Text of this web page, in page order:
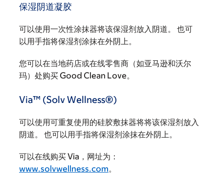
保湿阴道凝胶
可以使用一次性涂抹器将该保湿剂放入阴道。 也可
以用手指将保湿剂涂抹在外阴上。
您可以在当地药店或在线零售商（如亚马逊和沃尔
玛）处购买 Good Clean Love。
Via™ (Solv Wellness®)
可以使用可重复使用的硅胶敷抹器将将该保湿剂放入
阴道。 也可以用手指将保湿剂涂抹在外阴上。
可以在线购买 Via，网址为：
www.solvwellness.com。